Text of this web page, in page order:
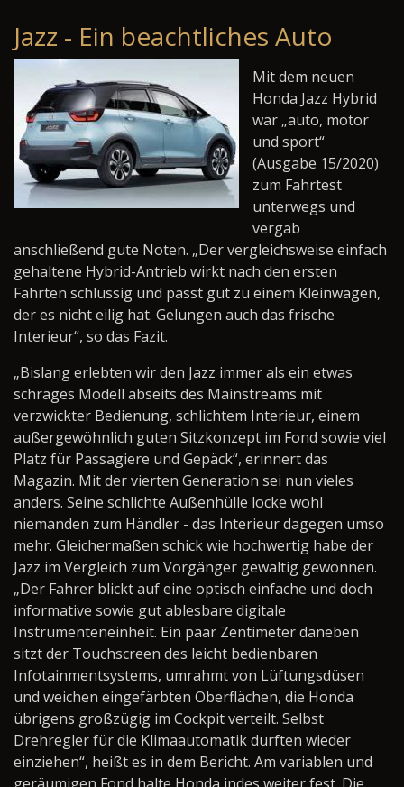
Jazz - Ein beachtliches Auto
Mit dem neuen
Honda Jazz Hybrid
war „auto, motor
und sport“
(Ausgabe 15/2020)
zum Fahrtest
unterwegs und
vergab
anschließend gute Noten. „Der vergleichsweise einfach
gehaltene Hybrid-Antrieb wirkt nach den ersten
Fahrten schlüssig und passt gut zu einem Kleinwagen,
der es nicht eilig hat. Gelungen auch das frische
Interieur“, so das Fazit.
„Bislang erlebten wir den Jazz immer als ein etwas
schräges Modell abseits des Mainstreams mit
verzwickter Bedienung, schlichtem Interieur, einem
außergewöhnlich guten Sitzkonzept im Fond sowie viel
Platz für Passagiere und Gepäck“, erinnert das
Magazin. Mit der vierten Generation sei nun vieles
anders. Seine schlichte Außenhülle locke wohl
niemanden zum Händler - das Interieur dagegen umso
mehr. Gleichermaßen schick wie hochwertig habe der
Jazz im Vergleich zum Vorgänger gewaltig gewonnen.
„Der Fahrer blickt auf eine optisch einfache und doch
informative sowie gut ablesbare digitale
Instrumenteneinheit. Ein paar Zentimeter daneben
sitzt der Touchscreen des leicht bedienbaren
Infotainmentsystems, umrahmt von Lüftungsdüsen
und weichen eingefärbten Oberflächen, die Honda
übrigens großzügig im Cockpit verteilt. Selbst
Drehregler für die Klimaautomatik durften wieder
einziehen“, heißt es in dem Bericht. Am variablen und
geräumigen Fond halte Honda indes weiter fest. Die